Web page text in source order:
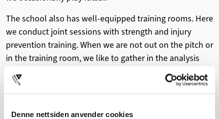
Denne nettsiden anvender cookies
The school also has well-equipped training rooms. Here
we conduct joint sessions with strength and injury
prevention training. When we are not out on the pitch or
in the training room, we like to gather in the analysis
room. Here we watch football matches, study game
sequences and discuss tactics together.